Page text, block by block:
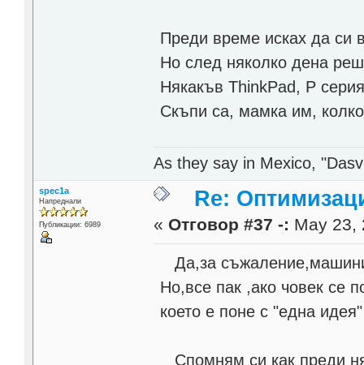
Преди време исках да си
Но след няколко дена
Някакъв ThinkPad, P
Скъпи са, мамка им,
As they say in Mexico,
spec1a
Напреднали
Публикации: 6989
Re:
« Отговор #37 -: May 23,
Да,за
Но,все пак ,ако човек се
което е поне с "една
Спомням си как преди